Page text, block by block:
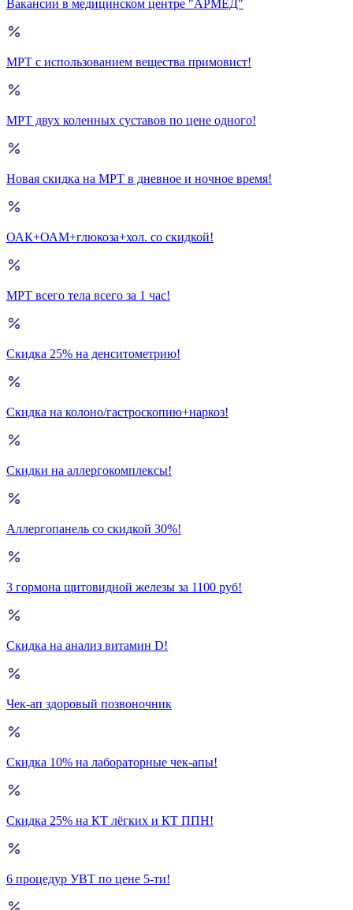
Вакансии в медицинском центре "АРМЕД"
МРТ с использованием вещества примовист!
МРТ двух коленных суставов по цене одного!
Новая скидка на МРТ в дневное и ночное время!
ОАК+ОАМ+глюкоза+хол. со скидкой!
МРТ всего тела всего за 1 час!
Скидка 25% на денситометрию!
Скидка на колоно/гастроскопию+наркоз!
Скидки на аллергокомплексы!
Аллергопанель со скидкой 30%!
3 гормона щитовидной железы за 1100 руб!
Скидка на анализ витамин D!
Чек-ап здоровый позвоночник
Скидка 10% на лабораторные чек-апы!
Скидка 25% на КТ лёгких и КТ ППН!
6 процедур УВТ по цене 5-ти!